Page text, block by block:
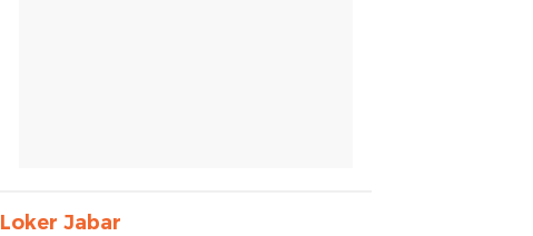
Loker Jabar